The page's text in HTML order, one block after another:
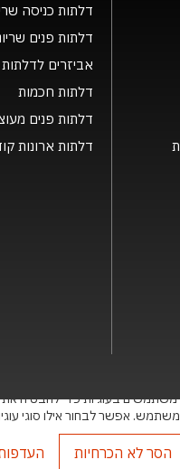
דלתות כניסה
דלתות פנים
אביזרים
דלתות חכמות
דלתות פנים
דלתות ארונות
השירותים הינם סימני
בלבד. העתקה, הפצה,
משתמשים בעוגיות כדי להבטיח
אפשר לבחור אילו סוגי
הסר לא הכרחיות